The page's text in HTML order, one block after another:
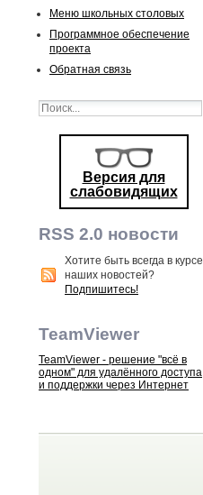
Меню школьных столовых
Программное обеспечение
проекта
Обратная связь
Версия для
слабовидящих
RSS 2.0 новости
Хотите быть всегда в курсе
наших новостей?
Подпишитесь!
TeamViewer
TeamViewer - решение "всё в
одном" для удалённого доступа
и поддержки через Интернет